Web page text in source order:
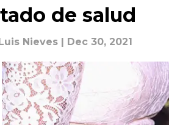
de salud
Nieves | Dec 30, 2021